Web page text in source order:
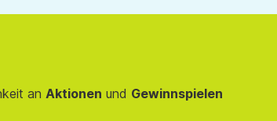
an Aktionen und Gewinnspielen